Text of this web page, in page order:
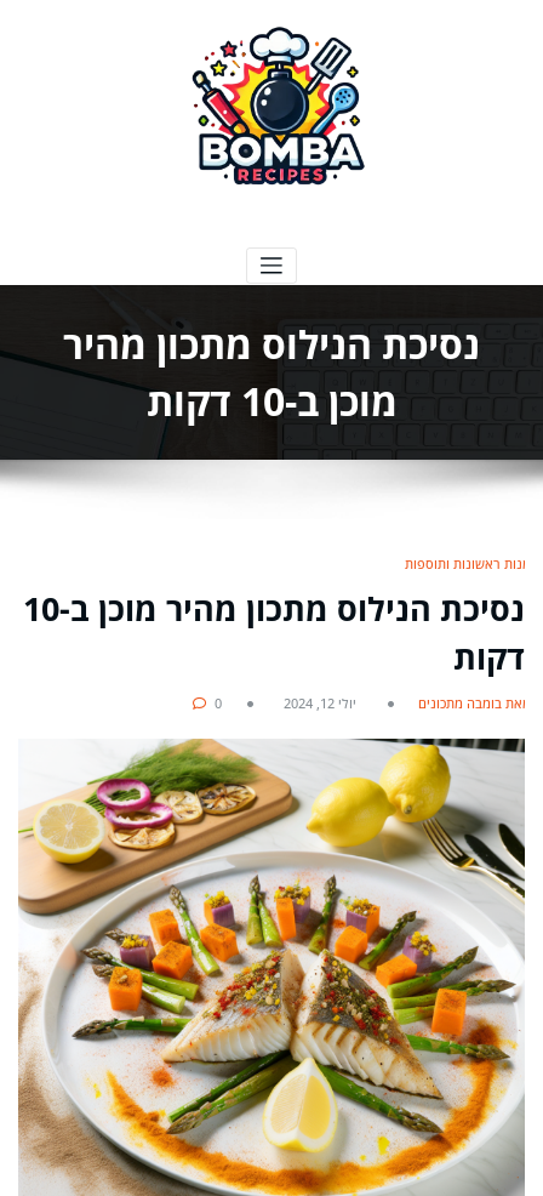
נסיכת הנילוס מתכון מהיר
מוכן ב-10 דקות
מנות ראשונות ותוספות
נסיכת הנילוס מתכון מהיר מוכן ב-10
דקות
מאת בומבה מתכונים יולי 12, 2024 0